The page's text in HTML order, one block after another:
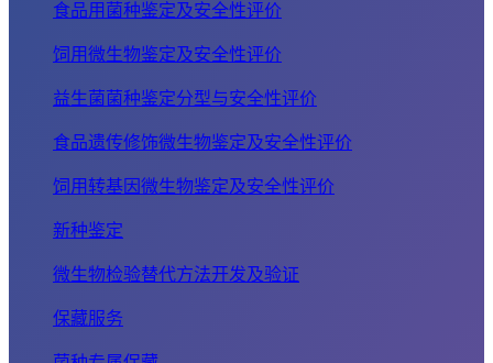
食品用菌种鉴定及安全性评价
饲用微生物鉴定及安全性评价
益生菌菌种鉴定分型与安全性评价
食品遗传修饰微生物鉴定及安全性评价
饲用转基因微生物鉴定及安全性评价
新种鉴定
微生物检验替代方法开发及验证
保藏服务